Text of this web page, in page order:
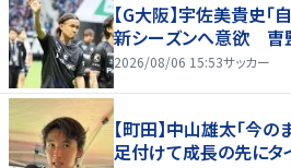
【G大阪】宇佐美貴史「
新シーズンへ意欲 曺
2026/08/06 15:53サッカー
【町田】中山雄太「今
足付けて成長の先にタ